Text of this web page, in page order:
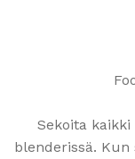
Sekoita
blenderissä. Kun